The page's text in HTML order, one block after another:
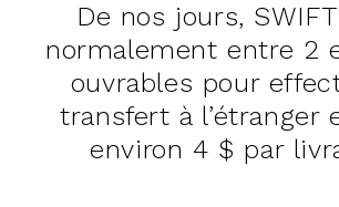
De nos jours,
normalement entre 2
ouvrables pour
transfert à l’étranger
environ 4 $ par